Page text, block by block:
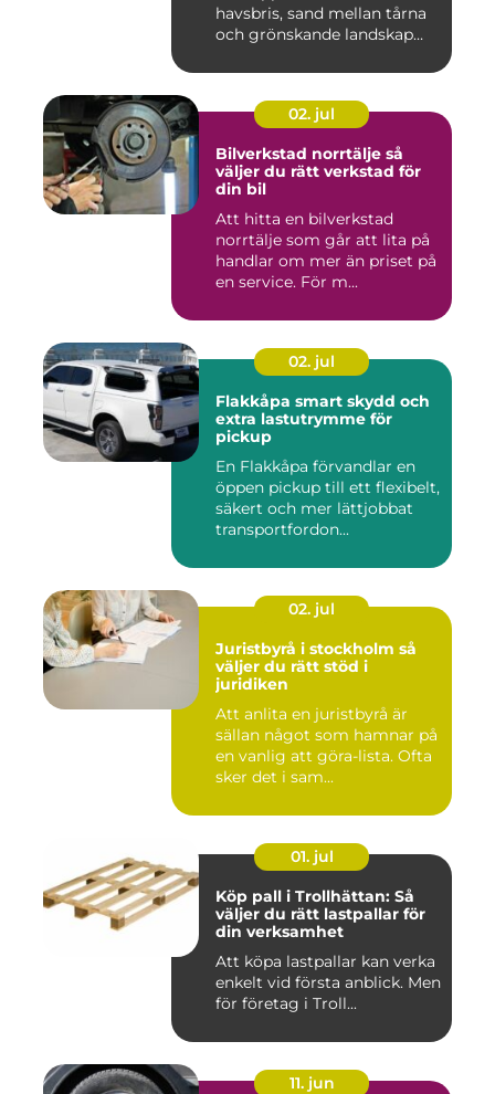
havsbris, sand mellan tårna
och grönskande landskap
02. jul
Bilverkstad norrtälje så
väljer du rätt verkstad för
din bil
Att hitta en bilverkstad
norrtälje som går att lita på
handlar om mer än priset på
en service. För m...
02. jul
Flakkåpa smart skydd och
extra lastutrymme för
pickup
En Flakkåpa förvandlar en
öppen pickup till ett flexibelt,
säkert och mer lättjobbat
transportfordon...
02. jul
Juristbyrå i stockholm så
väljer du rätt stöd i
juridiken
Att anlita en juristbyrå är
sällan något som hamnar på
en vanlig att göra-lista. Ofta
sker det i sam...
01. jul
Köp pall i Trollhättan: Så
väljer du rätt lastpallar för
din verksamhet
Att köpa lastpallar kan verka
enkelt vid första anblick. Men
för företag i Troll...
11. jun